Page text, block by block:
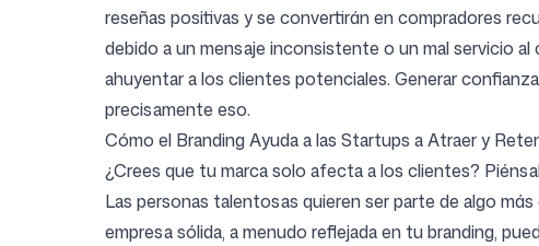
reseñas positivas y se convertirán en compradores
debido a un mensaje inconsistente o un mal servicio
ahuyentar a los clientes potenciales. Generar
precisamente eso.
Cómo el Branding Ayuda a las Startups a Atraer y
¿Crees que tu marca solo afecta a los clientes?
Las personas talentosas quieren ser parte de algo
empresa sólida, a menudo reflejada en tu branding,